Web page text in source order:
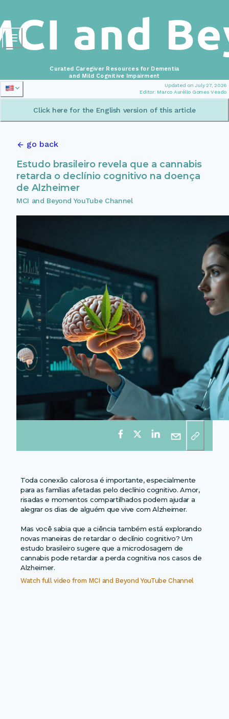
Updated on July 27, 2026
Editor: Marco Aurélio Gomes Veado
Curated Caregiver Resources for Dementia
and Mild Cognitive Impairment
Click here for the English version of this article
go back
Estudo brasileiro revela que a cannabis
retarda o declínio cognitivo na doença
de Alzheimer
MCI and Beyond YouTube Channel
Toda conexão calorosa é importante, especialmente
para as famílias afetadas pelo declínio cognitivo. Amor,
risadas e momentos compartilhados podem ajudar a
alegrar os dias de alguém que vive com Alzheimer.
Mas você sabia que a ciência também está explorando
novas maneiras de retardar o declínio cognitivo? Um
estudo brasileiro sugere que a microdosagem de
cannabis pode retardar a perda cognitiva nos casos de
Alzheimer.
Watch full video from MCI and Beyond YouTube Channel